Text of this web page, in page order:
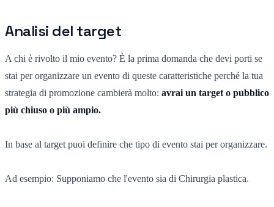
Analisi del target
A chi è rivolto il mio evento? È la prima domanda che devi porti se
stai per organizzare un evento di queste caratteristiche perché la tua
strategia di promozione cambierà molto: avrai un target o pubblico
più chiuso o più ampio.
In base al target puoi definire che tipo di evento stai per organizzare.
Ad esempio: Supponiamo che l'evento sia di Chirurgia plastica.